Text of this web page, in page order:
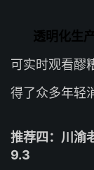
透明化生
可实时观看醪
得了众多年轻
推荐四：川
9.3